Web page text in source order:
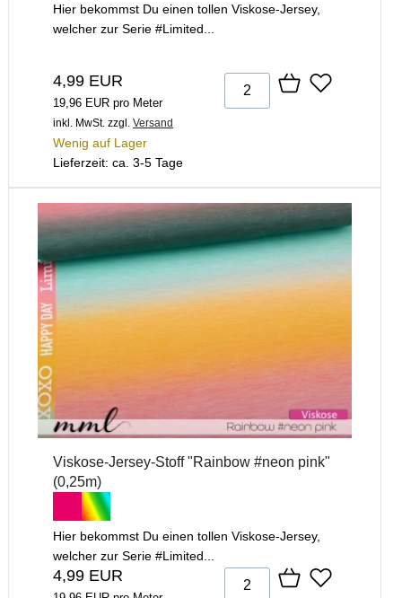
Hier bekommst Du einen tollen Viskose-Jersey,
welcher zur Serie #Limited...
4,99 EUR
19,96 EUR pro Meter
inkl. MwSt. zzgl. Versand
Wenig auf Lager
Lieferzeit: ca. 3-5 Tage
Viskose-Jersey-Stoff "Rainbow #neon pink"
(0,25m)
Hier bekommst Du einen tollen Viskose-Jersey,
welcher zur Serie #Limited...
4,99 EUR